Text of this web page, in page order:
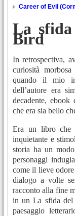
Career of Evil
La sfida
Bird
In retrospectiva,
curiosità
quando il mio
dell’autore era
decadente,
che era sia bello
Era un libro che
inquietante e
storia ha un
personaggi
come il lieve
dialogo a volte
racconto alla fine
in un La sfida del
paesaggio